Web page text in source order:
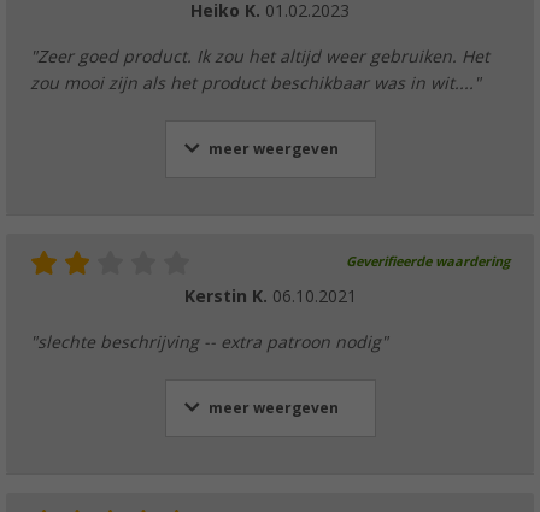
Heiko K. 01.02.2023
"Zeer goed product. Ik zou het altijd weer gebruiken. Het
zou mooi zijn als het product beschikbaar was in wit...."
meer weergeven
Geverifieerde waardering
Kerstin K. 06.10.2021
"slechte beschrijving -- extra patroon nodig"
meer weergeven